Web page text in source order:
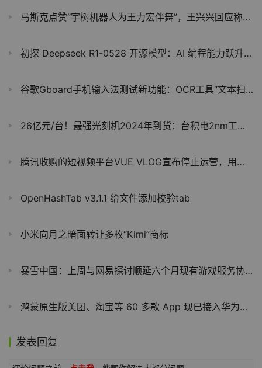
马斯克点赞“宇树机器人为王力宏伴舞”，王兴兴回应称大家的喜爱程度超过预估
初探 Deepseek R1-0528 开源模型：AI 编程能力跃升，媲美 OpenAI o3 和 o4-mini
谷歌Gboard手机输入法测试新功能：OCR工具“文本扫描”
26亿元/台！最强光刻机2024年到货：台积电2nm工艺准备中
腾讯收购的短视频平台VUE VLOG宣布停止运营，用户曾过千万
OpenHashTab v3.1.1 给文件添加校验tab
小米向月之暗面转让多枚“Kimi”商标
暴雪中国：上周与网易探讨顺延六个月现有游戏服务协议遭拒
鸿蒙原生版美团、淘宝等 60 多款 App 现已接入华为账号“一键登录”
发表回复